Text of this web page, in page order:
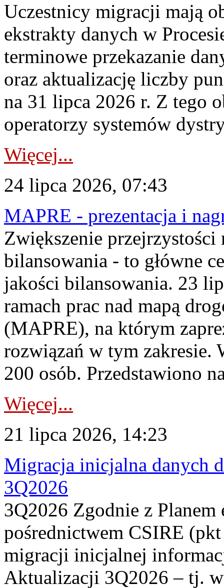
Uczestnicy migracji mają
ekstrakty danych w
terminowe przekazanie
oraz aktualizację liczby
na 31 lipca 2026 r. Z tego
operatorzy systemów
Więcej...
24 lipca 2026, 07:43
MAPRE - prezentacja i
Zwiększenie
bilansowania - to główne
jakości bilansowania. 23
ramach prac nad mapą
(MAPRE), na którym
rozwiązań w tym zakresie.
200 osób. Przedstawiono
Więcej...
21 lipca 2026, 14:23
Migracja inicjalna danych
3Q2026
3Q2026 Zgodnie z
pośrednictwem CSIRE
migracji inicjalnej
Aktualizacji 3Q2026 – tj.